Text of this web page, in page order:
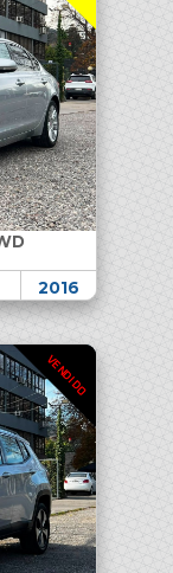
2016
VENDIDO